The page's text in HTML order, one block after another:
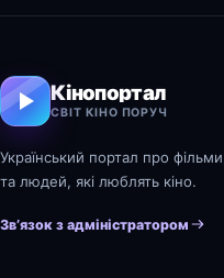
Кінопортал
СВІТ КІНО ПОРУЧ
Український портал про
та людей, які люблять кіно.
Зв’язок з адміністратором